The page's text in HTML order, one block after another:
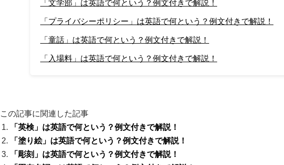
「文学部」は英語で何という？例文付きで解説！
「プライバシーポリシー」は英語で何という？例文付きで解説！
「童話」は英語で何という？例文付きで解説！
「入場料」は英語で何という？例文付きで解説！
この記事に関連した記事
「英検」は英語で何という？例文付きで解説！
「塗り絵」は英語で何という？例文付きで解説！
「彫刻」は英語で何という？例文付きで解説！